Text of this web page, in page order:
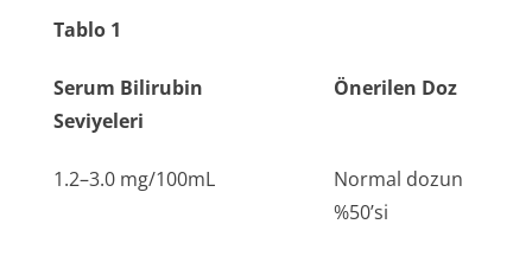
Tablo 1
Serum Bilirubin
Seviyeleri
Önerilen Doz
1.2–3.0 mg/100mL
Normal dozun
%50’si